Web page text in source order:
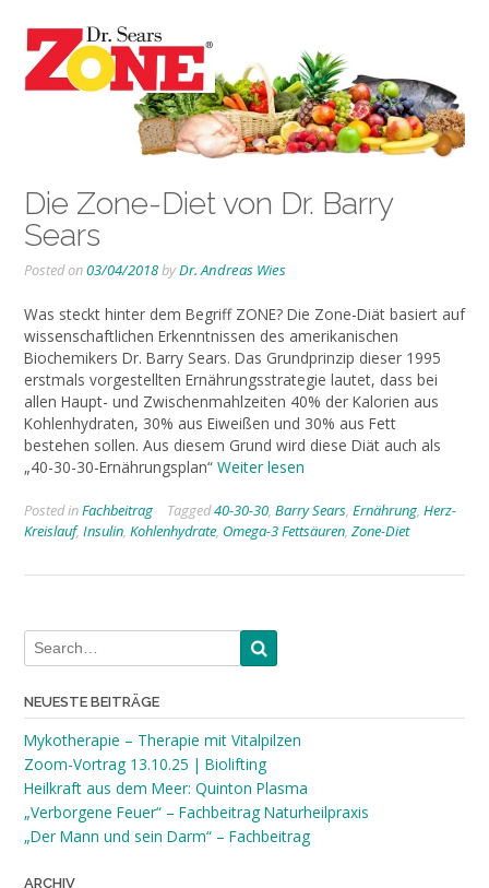
Die Zone-Diet von Dr. Barry
Sears
Posted on03/04/2018byDr. Andreas Wies
Was steckt hinter dem Begriff ZONE? Die Zone-Diät basiert auf
wissenschaftlichen Erkenntnissen des amerikanischen
Biochemikers Dr. Barry Sears. Das Grundprinzip dieser 1995
erstmals vorgestellten Ernährungsstrategie lautet, dass bei
allen Haupt- und Zwischenmahlzeiten 40% der Kalorien aus
Kohlenhydraten, 30% aus Eiweißen und 30% aus Fett
bestehen sollen. Aus diesem Grund wird diese Diät auch als
„40-30-30-Ernährungsplan“ Weiter lesen
Posted inFachbeitrag Tagged40-30-30, Barry Sears, Ernährung, Herz-
Kreislauf, Insulin, Kohlenhydrate, Omega-3 Fettsäuren, Zone-Diet
NEUESTE BEITRÄGE
Mykotherapie – Therapie mit Vitalpilzen
Zoom-Vortrag 13.10.25 | Biolifting
Heilkraft aus dem Meer: Quinton Plasma
„Verborgene Feuer“ – Fachbeitrag Naturheilpraxis
„Der Mann und sein Darm“ – Fachbeitrag
ARCHIV